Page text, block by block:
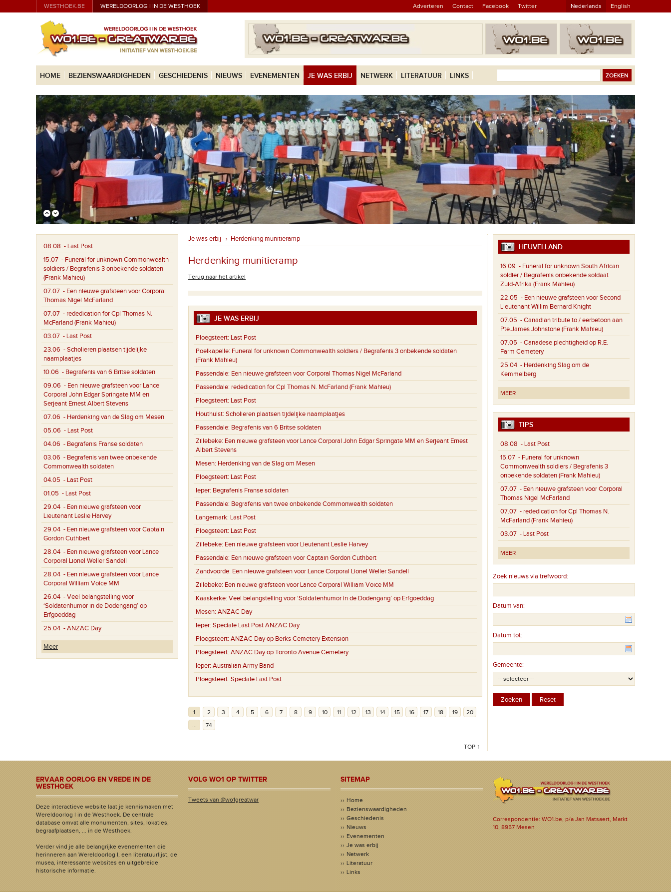
WESTHOEK.BE WERELDOORLOG I IN DE WESTHOEK Adverteren Contact Facebook Twitter Nederlands English
HOME BEZIENSWAARDIGHEDEN GESCHIEDENIS NIEUWS EVENEMENTEN JE WAS ERBIJ NETWERK LITERATUUR LINKS
08.08 - Last Post
15.07 - Funeral for unknown Commonwealth
soldiers / Begrafenis 3 onbekende soldaten
(Frank Mahieu)
07.07 - Een nieuwe grafsteen voor Corporal
Thomas Nigel McFarland
07.07 - rededication for Cpl Thomas N.
McFarland (Frank Mahieu)
03.07 - Last Post
23.06 - Scholieren plaatsen tijdelijke
naamplaatjes
10.06 - Begrafenis van 6 Britse soldaten
09.06 - Een nieuwe grafsteen voor Lance
Corporal John Edgar Springate MM en
Serjeant Ernest Albert Stevens
07.06 - Herdenking van de Slag om Mesen
05.06 - Last Post
04.06 - Begrafenis Franse soldaten
03.06 - Begrafenis van twee onbekende
Commonwealth soldaten
04.05 - Last Post
01.05 - Last Post
29.04 - Een nieuwe grafsteen voor
Lieutenant Leslie Harvey
29.04 - Een nieuwe grafsteen voor Captain
Gordon Cuthbert
28.04 - Een nieuwe grafsteen voor Lance
Corporal Lionel Weller Sandell
28.04 - Een nieuwe grafsteen voor Lance
Corporal William Voice MM
26.04 - Veel belangstelling voor
‘Soldatenhumor in de Dodengang’ op
Erfgoeddag
25.04 - ANZAC Day
Meer
Je was erbij › Herdenking munitieramp
Herdenking munitieramp
Terug naar het artikel
JE WAS ERBIJ
Ploegsteert: Last Post
Poelkapelle: Funeral for unknown Commonwealth soldiers / Begrafenis 3 onbekende soldaten
(Frank Mahieu)
Passendale: Een nieuwe grafsteen voor Corporal Thomas Nigel McFarland
Passendale: rededication for Cpl Thomas N. McFarland (Frank Mahieu)
Ploegsteert: Last Post
Houthulst: Scholieren plaatsen tijdelijke naamplaatjes
Passendale: Begrafenis van 6 Britse soldaten
Zillebeke: Een nieuwe grafsteen voor Lance Corporal John Edgar Springate MM en Serjeant Ernest
Albert Stevens
Mesen: Herdenking van de Slag om Mesen
Ploegsteert: Last Post
Ieper: Begrafenis Franse soldaten
Passendale: Begrafenis van twee onbekende Commonwealth soldaten
Langemark: Last Post
Ploegsteert: Last Post
Zillebeke: Een nieuwe grafsteen voor Lieutenant Leslie Harvey
Passendale: Een nieuwe grafsteen voor Captain Gordon Cuthbert
Zandvoorde: Een nieuwe grafsteen voor Lance Corporal Lionel Weller Sandell
Zillebeke: Een nieuwe grafsteen voor Lance Corporal William Voice MM
Kaaskerke: Veel belangstelling voor ‘Soldatenhumor in de Dodengang’ op Erfgoeddag
Mesen: ANZAC Day
Ieper: Speciale Last Post ANZAC Day
Ploegsteert: ANZAC Day op Berks Cemetery Extension
Ploegsteert: ANZAC Day op Toronto Avenue Cemetery
Ieper: Australian Army Band
Ploegsteert: Speciale Last Post
1 2 3 4 5 6 7 8 9 10 11 12 13 14 15 16 17 18 19
20
...
74
TOP ↑
HEUVELLAND
16.09 - Funeral for unknown South African
soldier / Begrafenis onbekende soldaat
Zuid-Afrika (Frank Mahieu)
22.05 - Een nieuwe grafsteen voor Second
Lieutenant Willim Bernard Knight
07.05 - Canadian tribute to / eerbetoon aan
Pte.James Johnstone (Frank Mahieu)
07.05 - Canadese plechtigheid op R.E.
Farm Cemetery
25.04 - Herdenking Slag om de
Kemmelberg
MEER
TIPS
08.08 - Last Post
15.07 - Funeral for unknown
Commonwealth soldiers / Begrafenis 3
onbekende soldaten (Frank Mahieu)
07.07 - Een nieuwe grafsteen voor Corporal
Thomas Nigel McFarland
07.07 - rededication for Cpl Thomas N.
McFarland (Frank Mahieu)
03.07 - Last Post
MEER
Zoek nieuws via trefwoord:
Datum van:
Datum tot:
Gemeente:
ERVAAR OORLOG EN VREDE IN DE
WESTHOEK
Deze interactieve website laat je kennismaken met
Wereldoorlog I in de Westhoek. De centrale
database omvat alle monumenten, sites, lokaties,
begraafplaatsen, ... in de Westhoek.
Verder vind je alle belangrijke evenementen die
herinneren aan Wereldoorlog I, een literatuurlijst, de
musea, interessante websites en uitgebreide
historische informatie.
VOLG WO1 OP TWITTER
Tweets van @wo1greatwar
SITEMAP
Home
Bezienswaardigheden
Geschiedenis
Nieuws
Evenementen
Je was erbij
Netwerk
Literatuur
Links
Correspondentie: WO1.be, p/a Jan Matsaert, Markt
10, 8957 Mesen